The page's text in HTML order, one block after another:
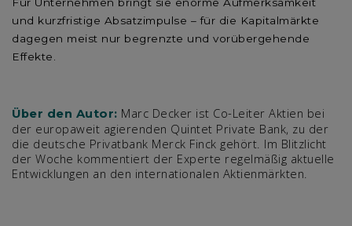
Für Unternehmen bringt sie enorme Aufmerksamkeit
und kurzfristige Absatzimpulse – für die Kapitalmärkte
dagegen meist nur begrenzte und vorübergehende
Effekte.
Über den Autor: Marc Decker ist Co-Leiter Aktien bei
der europaweit agierenden Quintet Private Bank, zu der
die deutsche Privatbank Merck Finck gehört. Im Blitzlicht
der Woche kommentiert der Experte regelmäßig aktuelle
Entwicklungen an den internationalen Aktienmärkten.